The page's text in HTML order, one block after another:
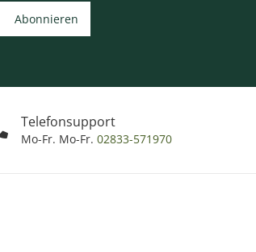
Telefonsupport
Mo-Fr. Mo-Fr. 02833-571970
Abonnieren